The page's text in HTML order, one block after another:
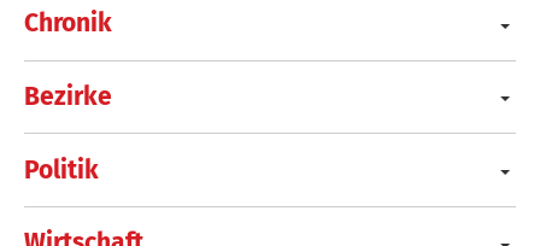
Chronik
Bezirke
Politik